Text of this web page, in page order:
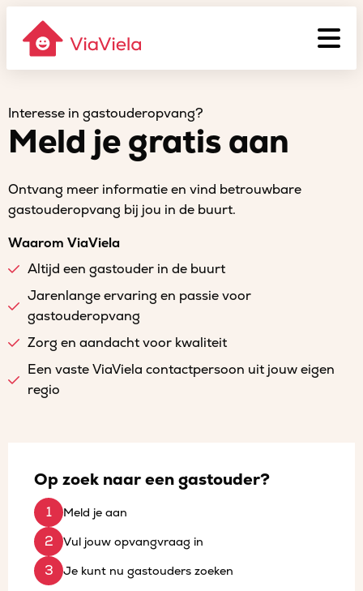
Interesse in gastouderopvang?
Meld je gratis aan
Ontvang meer informatie en vind betrouwbare
gastouderopvang bij jou in de buurt.
Waarom ViaViela
Altijd een gastouder in de buurt
Jarenlange ervaring en passie voor
gastouderopvang
Zorg en aandacht voor kwaliteit
Een vaste ViaViela contactpersoon uit jouw eigen
regio
Op zoek naar een gastouder?
Meld je aan
Vul jouw opvangvraag in
Je kunt nu gastouders zoeken